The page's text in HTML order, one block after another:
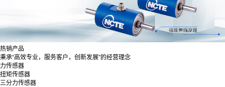
热销产品
秉承“高效专业，服务客户，创新发展”的经营理念
力传感器
扭矩传感器
三分力传感器